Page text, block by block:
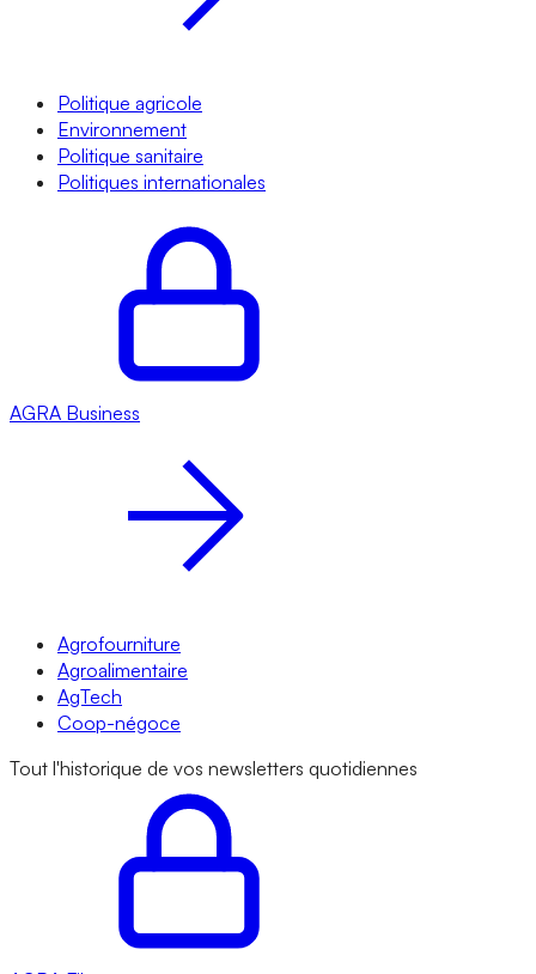
Politique agricole
Environnement
Politique sanitaire
Politiques internationales
AGRA Business
Agrofourniture
Agroalimentaire
AgTech
Coop-négoce
Tout l'historique de vos newsletters quotidiennes